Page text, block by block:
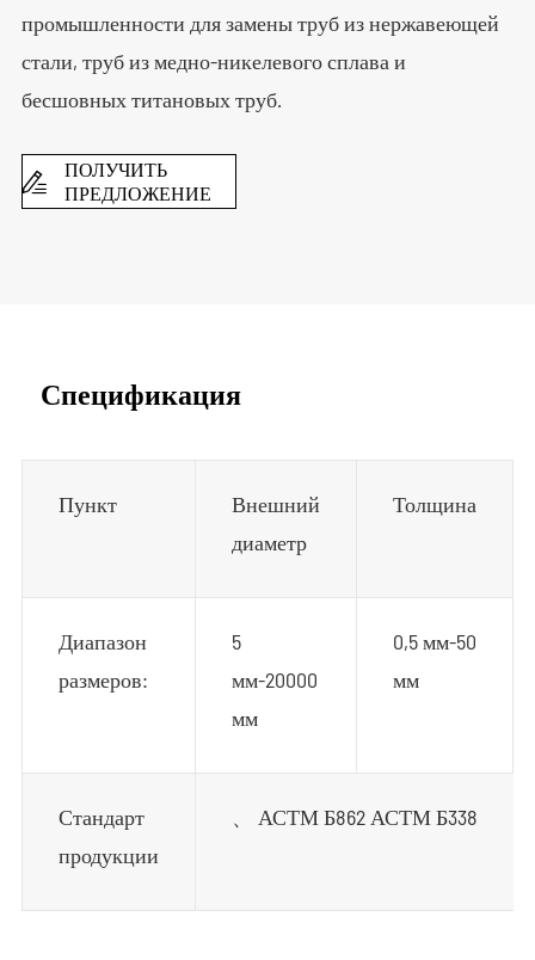
промышленности для замены труб из нержавеющей
стали, труб из медно-никелевого сплава и
бесшовных титановых труб.

ПОЛУЧИТЬ
ПРЕДЛОЖЕНИЕ
Спецификация
Пункт
Внешний
диаметр
Толщина
Диапазон
размеров:
5
мм-20000
мм
0,5 мм-50
мм
Стандарт
продукции
、 АСТМ Б862 АСТМ Б338